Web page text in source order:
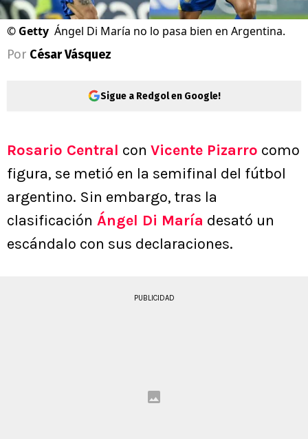
© Getty Ángel Di María no lo pasa bien en Argentina.
Por César Vásquez
Sigue a Redgol en Google!
Rosario Central con Vicente Pizarro como
figura, se metió en la semifinal del fútbol
argentino. Sin embargo, tras la
clasificación Ángel Di María desató un
escándalo con sus declaraciones.
PUBLICIDAD